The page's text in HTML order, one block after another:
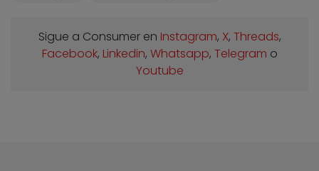
Sigue a Consumer en Instagram, X, Threads,
Facebook, Linkedin, Whatsapp, Telegram o
Youtube